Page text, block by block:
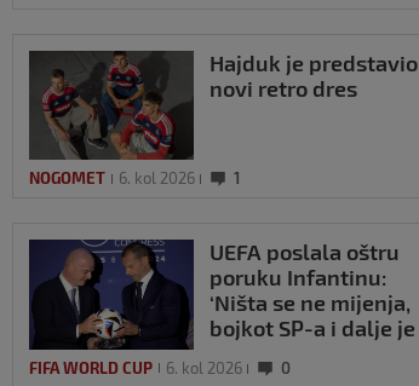
Hajduk je predstavio
novi retro dres
NOGOMET 6. kol 2026 1
UEFA poslala oštru
poruku Infantinu:
‘Ništa se ne mijenja,
bojkot SP-a i dalje je
FIFA WORLD CUP 6. kol 2026 0